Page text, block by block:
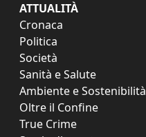
ATTUALITÀ
Cronaca
Politica
Società
Sanità e Salute
Ambiente e Sostenibilità
Oltre il Confine
True Crime